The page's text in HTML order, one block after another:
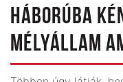
HÁBORÚBA
MÉLYÁLLAM